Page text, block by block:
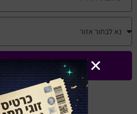
שלחו לי עדכונים
באפשרותך להסיר את
עד 80% הנחה למגוון מופעים